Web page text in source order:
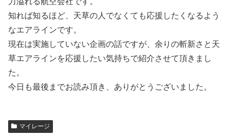
知れば知るほど、天草の人でなくても応援したくなるよう
なエアラインです。
現在は実施していない企画の話ですが、余りの斬新さと天
草エアラインを応援したい気持ちで紹介させて頂きまし
た。
今日も最後までお読み頂き、ありがとうございました。
マイレージ